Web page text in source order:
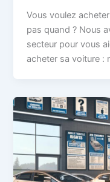
Vous voulez
pas quand ? Nous
secteur pour vous
acheter sa voiture :